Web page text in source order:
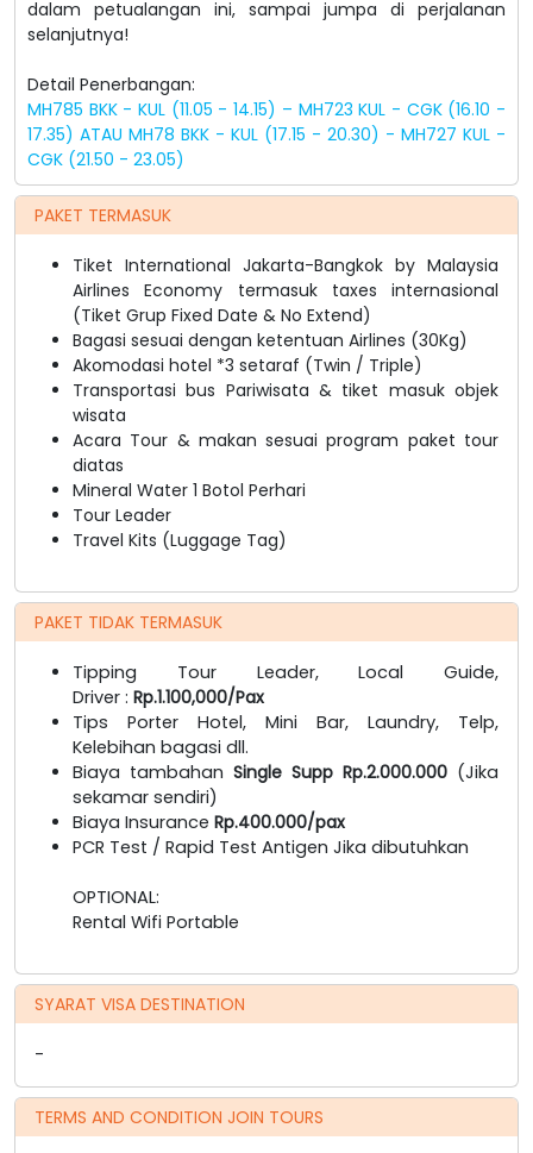
dalam petualangan ini, sampai jumpa di perjalanan
selanjutnya!
Detail Penerbangan:
MH785 BKK - KUL (11.05 - 14.15) – MH723 KUL - CGK (16.10 -
17.35) ATAU MH78 BKK - KUL (17.15 - 20.30) - MH727 KUL -
CGK (21.50 - 23.05)
PAKET TERMASUK
Tiket International Jakarta-Bangkok by Malaysia
Airlines Economy termasuk taxes internasional
(Tiket Grup Fixed Date & No Extend)
Bagasi sesuai dengan ketentuan Airlines (30Kg)
Akomodasi hotel *3 setaraf (Twin / Triple)
Transportasi bus Pariwisata & tiket masuk objek
wisata
Acara Tour & makan sesuai program paket tour
diatas
Mineral Water 1 Botol Perhari
Tour Leader
Travel Kits (Luggage Tag)
PAKET TIDAK TERMASUK
Tipping Tour Leader, Local Guide,
Driver : Rp.1.100,000/Pax
Tips Porter Hotel, Mini Bar, Laundry, Telp,
Kelebihan bagasi dll.
Biaya tambahan Single Supp Rp.2.000.000 (Jika
sekamar sendiri)
Biaya Insurance Rp.400.000/pax
PCR Test / Rapid Test Antigen Jika dibutuhkan
OPTIONAL:
Rental Wifi Portable
SYARAT VISA DESTINATION
-
TERMS AND CONDITION JOIN TOURS